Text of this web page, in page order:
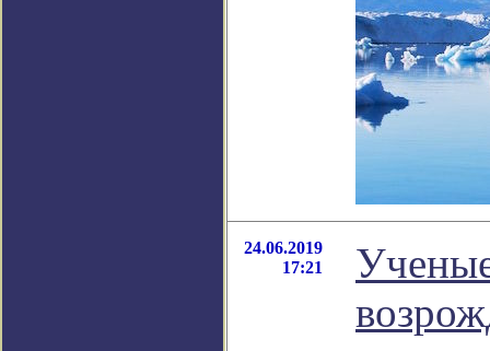
24.06.2019
17:21